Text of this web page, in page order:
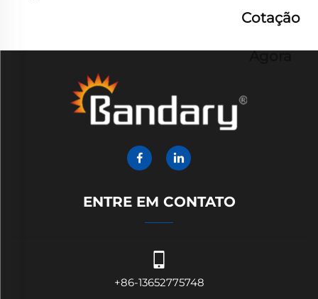
Cotação
Agora
ENTRE EM CONTATO
+86-13652775748